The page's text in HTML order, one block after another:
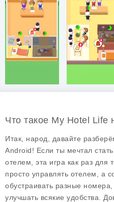
Что такое My Hotel Life
Итак, народ, давайте
Android! Если ты мечтал
отелем, эта игра как раз для
просто управлять отелем, а
обустраивать разные
улучшать всякие удобства.